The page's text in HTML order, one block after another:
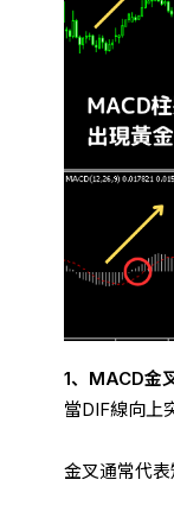
1、MACD金
當DIF線向上
金叉通常代